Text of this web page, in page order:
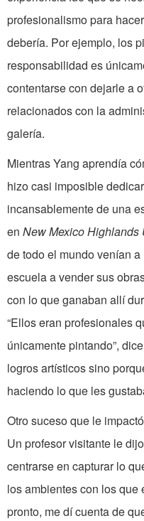
profesionalismo para
debería. Por ejemplo, los
responsabilidad es
contentarse con dejarle a
relacionados con la
galería.
Mientras Yang aprendía
hizo casi imposible
incansablemente de una
en New Mexico Highlands
de todo el mundo venían
escuela a vender sus
con lo que ganaban allí
“Ellos eran profesionales
únicamente pintando”,
logros artísticos sino
haciendo lo que les
Otro suceso que le
Un profesor visitante le
centrarse en capturar lo
los ambientes con los que
pronto, me dí cuenta de